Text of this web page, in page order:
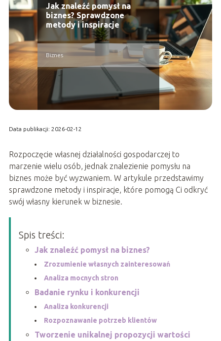
Jak znaleźć pomysł na
biznes? Sprawdzone
metody i inspiracje
Biznes
Data publikacji: 2026-02-12
Rozpoczęcie własnej działalności gospodarczej to
marzenie wielu osób, jednak znalezienie pomysłu na
biznes może być wyzwaniem. W artykule przedstawimy
sprawdzone metody i inspiracje, które pomogą Ci odkryć
swój własny kierunek w biznesie.
Spis treści:
Jak znaleźć pomysł na biznes?
Zrozumienie własnych zainteresowań
Analiza mocnych stron
Badanie rynku i konkurencji
Analiza konkurencji
Rozpoznawanie potrzeb klientów
Tworzenie unikalnej propozycji wartości